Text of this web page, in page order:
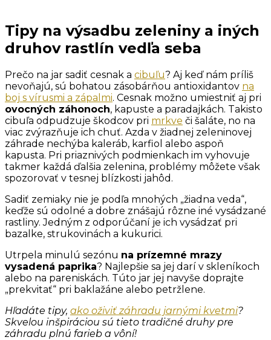
Tipy na výsadbu zeleniny a iných
druhov rastlín vedľa seba
Prečo na jar sadiť cesnak a cibuľu? Aj keď nám príliš
nevoňajú, sú bohatou zásobárňou antioxidantov na
boj s vírusmi a zápalmi. Cesnak možno umiestniť aj pri
ovocných záhonoch, kapuste a paradajkách. Takisto
cibuľa odpudzuje škodcov pri mrkve či šaláte, no na
viac zvýrazňuje ich chuť. Azda v žiadnej zeleninovej
záhrade nechýba kaleráb, karfiol alebo aspoň
kapusta. Pri priaznivých podmienkach im vyhovuje
takmer každá ďalšia zelenina, problémy môžete však
spozorovať v tesnej blízkosti jahôd.
Sadiť zemiaky nie je podľa mnohých „žiadna veda“,
keďže sú odolné a dobre znášajú rôzne iné vysádzané
rastliny. Jedným z odporúčaní je ich vysádzať pri
bazalke, strukovinách a kukurici.
Utrpela minulú sezónu na prízemné mrazy
vysadená paprika? Najlepšie sa jej darí v skleníkoch
alebo na pareniskách. Túto jar jej navyše doprajte
„prekvitať“ pri baklažáne alebo petržlene.
Hľadáte tipy, ako oživiť záhradu jarnými kvetmi?
Skvelou inšpiráciou sú tieto tradičné druhy pre
záhradu plnú farieb a vôní!